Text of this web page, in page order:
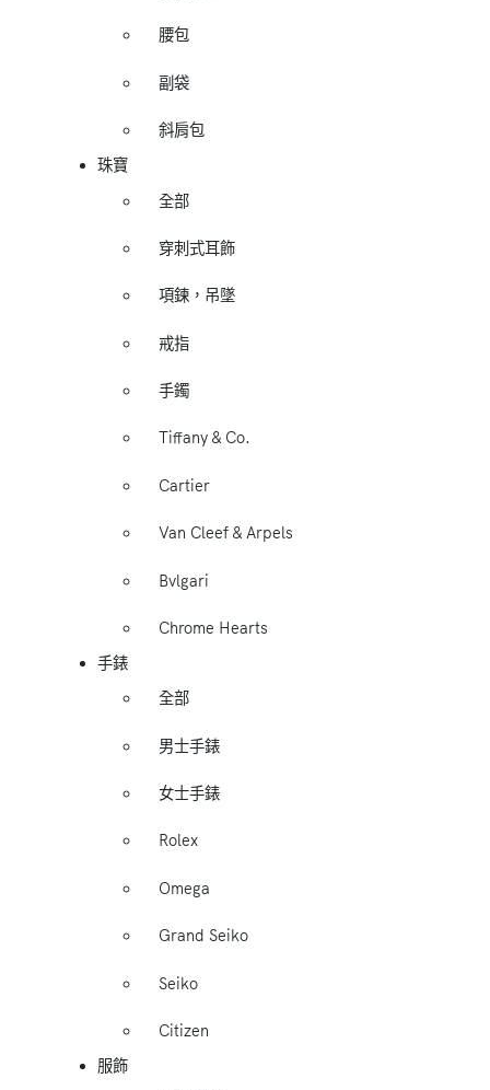
腰包
副袋
斜肩包
珠寶
全部
穿刺式耳飾
項鍊，吊墜
戒指
手鐲
Tiffany & Co.
Cartier
Van Cleef & Arpels
Bvlgari
Chrome Hearts
手錶
全部
男士手錶
女士手錶
Rolex
Omega
Grand Seiko
Seiko
Citizen
服飾